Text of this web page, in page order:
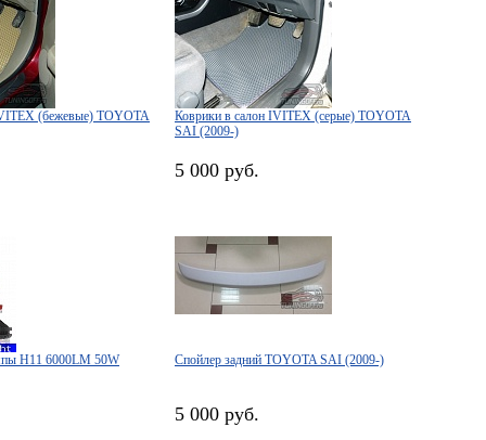
(бежевые) TOYOTA
Коврики в салон IVITEX (серые) TOYOTA
SAI (2009-)
5 000 руб.
H11 6000LM 50W Спойлер задний TOYOTA SAI (2009-)
5 000 руб.